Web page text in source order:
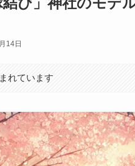
14日
れています